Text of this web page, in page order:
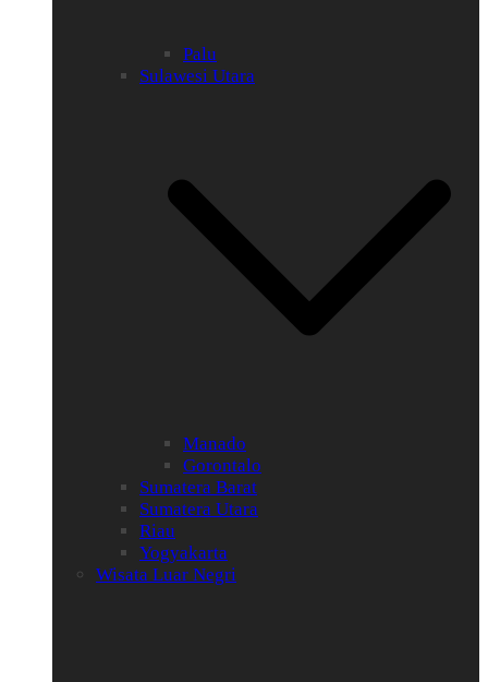
Palu
Sulawesi Utara
Manado
Gorontalo
Sumatera Barat
Sumatera Utara
Riau
Yogyakarta
Wisata Luar Negri